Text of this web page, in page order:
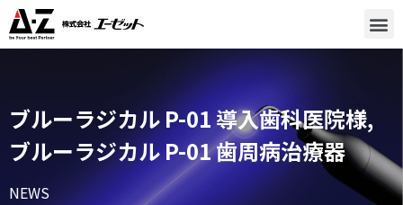
ブルーラジカル P-01 導入歯科医院様,
ブルーラジカル P-01 歯周病治療器
NEWS